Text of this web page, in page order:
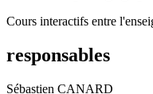
Cours interactifs entre
responsables
Sébastien CANARD